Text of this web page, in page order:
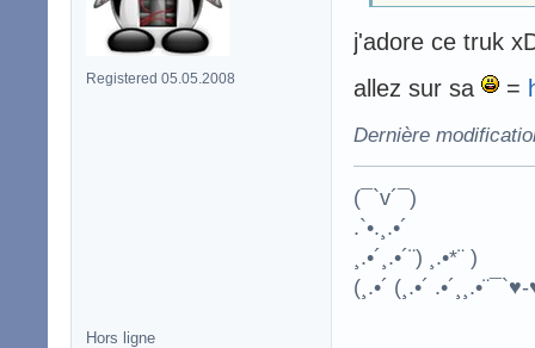
Registered 05.05.2008
j'adore ce truk
allez sur sa
=
Dernière
(¯`v´¯)
.`•.¸.•´
¸.•´¸.•´¨) ¸.•*¨ )
(¸.•´ (¸.•´
Hors ligne